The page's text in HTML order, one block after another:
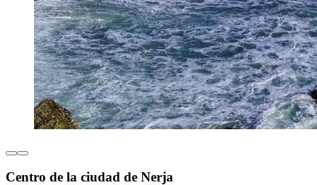
Centro de la ciudad de Nerja